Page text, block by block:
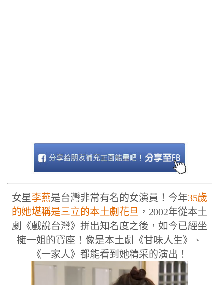
女星李燕是台灣非常有名的女演員！今年35歲
的她堪稱是三立的本土劇花旦 ，2002年從本土
劇《戲說台灣》拼出知名度之後，如今已經坐
擁一姐的寶座！像是本土劇《甘味人生》、
《一家人》都能看到她精采的演出！